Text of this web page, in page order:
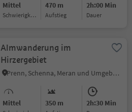
Mittel
Schwierigkeitsgrad
470 m
Aufstieg
2h:00 Min
Dauer
Almwanderung im
Hirzergebiet
Prenn, Schenna, Meran und Umgebung
Mittel 350 m 2h:30 Min